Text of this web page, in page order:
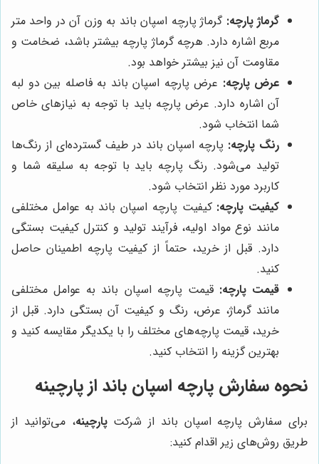
گرماژ پارچه: گرماژ پارچه اسپان باند به وزن آن در واحد متر
مربع اشاره دارد. هرچه گرماژ پارچه بیشتر باشد، ضخامت و
مقاومت آن نیز بیشتر خواهد بود.
عرض پارچه: عرض پارچه اسپان باند به فاصله بین دو لبه
آن اشاره دارد. عرض پارچه باید با توجه به نیازهای خاص
شما انتخاب شود.
رنگ پارچه: پارچه اسپان باند در طیف گسترده‌ای از رنگ‌ها
تولید می‌شود. رنگ پارچه باید با توجه به سلیقه شما و
کاربرد مورد نظر انتخاب شود.
کیفیت پارچه: کیفیت پارچه اسپان باند به عوامل مختلفی
مانند نوع مواد اولیه، فرآیند تولید و کنترل کیفیت بستگی
دارد. قبل از خرید، حتماً از کیفیت پارچه اطمینان حاصل
کنید.
قیمت پارچه: قیمت پارچه اسپان باند به عوامل مختلفی
مانند گرماژ، عرض، رنگ و کیفیت آن بستگی دارد. قبل از
خرید، قیمت پارچه‌های مختلف را با یکدیگر مقایسه کنید و
بهترین گزینه را انتخاب کنید.
نحوه سفارش پارچه اسپان باند ازپارچینه
برای سفارش پارچه اسپان باند از شرکتپارچینه، می‌توانید از
طریق روش‌های زیر اقدام کنید: